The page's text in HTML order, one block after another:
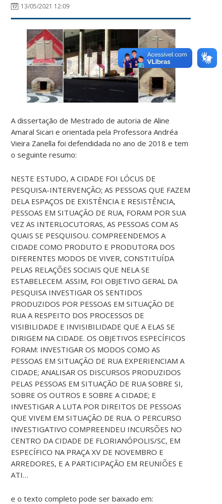
13/05/2021 12:09
A dissertação de Mestrado de autoria de Aline
Amaral Sicari e orientada pela Professora Andréa
Vieira Zanella foi defendidada no ano de 2018 e tem
o seguinte resumo:
NESTE ESTUDO, A CIDADE FOI LÓCUS DE
PESQUISA-INTERVENÇÃO; AS PESSOAS QUE FAZEM
DELA ESPAÇOS DE EXISTÊNCIA E RESISTÊNCIA,
PESSOAS EM SITUAÇÃO DE RUA, FORAM POR SUA
VEZ AS INTERLOCUTORAS, AS PESSOAS COM AS
QUAIS SE PESQUISOU. COMPREENDEMOS A
CIDADE COMO PRODUTO E PRODUTORA DOS
DIFERENTES MODOS DE VIVER, CONSTITUÍDA
PELAS RELAÇÕES SOCIAIS QUE NELA SE
ESTABELECEM. ASSIM, FOI OBJETIVO GERAL DA
PESQUISA INVESTIGAR OS SENTIDOS
PRODUZIDOS POR PESSOAS EM SITUAÇÃO DE
RUA A RESPEITO DOS PROCESSOS DE
VISIBILIDADE E INVISIBILIDADE QUE A ELAS SE
DIRIGEM NA CIDADE. OS OBJETIVOS ESPECÍFICOS
FORAM: INVESTIGAR OS MODOS COMO AS
PESSOAS EM SITUAÇÃO DE RUA EXPERIENCIAM A
CIDADE; ANALISAR OS DISCURSOS PRODUZIDOS
PELAS PESSOAS EM SITUAÇÃO DE RUA SOBRE SI,
SOBRE OS OUTROS E SOBRE A CIDADE; E
INVESTIGAR A LUTA POR DIREITOS DE PESSOAS
QUE VIVEM EM SITUAÇÃO DE RUA. O PERCURSO
INVESTIGATIVO COMPREENDEU INCURSÕES NO
CENTRO DA CIDADE DE FLORIANÓPOLIS/SC, EM
ESPECÍFICO NA PRAÇA XV DE NOVEMBRO E
ARREDORES, E A PARTICIPAÇÃO EM REUNIÕES E
ATI…
e o texto completo pode ser baixado em: